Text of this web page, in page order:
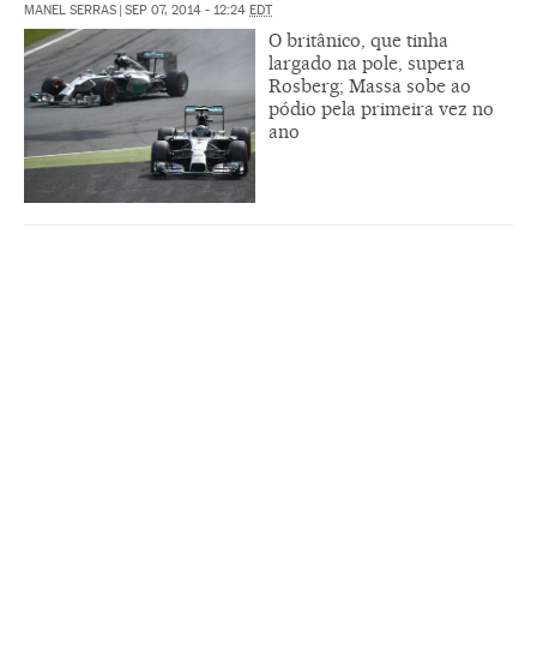
MANEL SERRAS SEP 07, 2014 - 12:24 EDT
O britânico, que tinha
largado na pole, supera
Rosberg; Massa sobe ao
pódio pela primeira vez no
ano